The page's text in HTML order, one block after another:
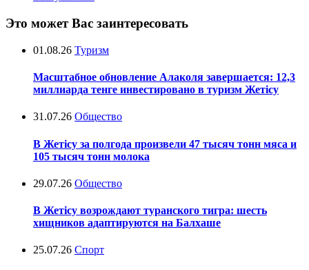
Это может Вас заинтересовать
01.08.26 Туризм
Масштабное обновление Алаколя завершается: 12,3
миллиарда тенге инвестировано в туризм Жетісу
31.07.26 Общество
В Жетісу за полгода произвели 47 тысяч тонн мяса и
105 тысяч тонн молока
29.07.26 Общество
В Жетісу возрождают туранского тигра: шесть
хищников адаптируются на Балхаше
25.07.26 Спорт